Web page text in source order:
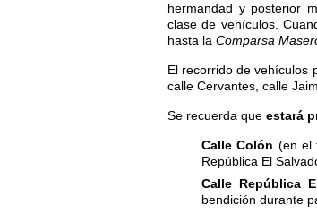
hermandad y posterior
clase de vehículos.
hasta la Comparsa
El recorrido de vehículos
calle Cervantes, calle
Se recuerda que estará
Calle Colón (en el
República El
Calle República
bendición durante